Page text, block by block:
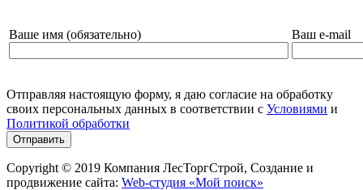
Ваше имя (обязательно) Ваш e-mail
Отправляя настоящую форму, я даю согласие на обработку
своих персональных данных в соответствии с Условиями и
Политикой обработки
Copyright © 2019 Компания ЛесТоргСтрой, Создание и
продвижение сайта: Web-студия «Мой поиск»